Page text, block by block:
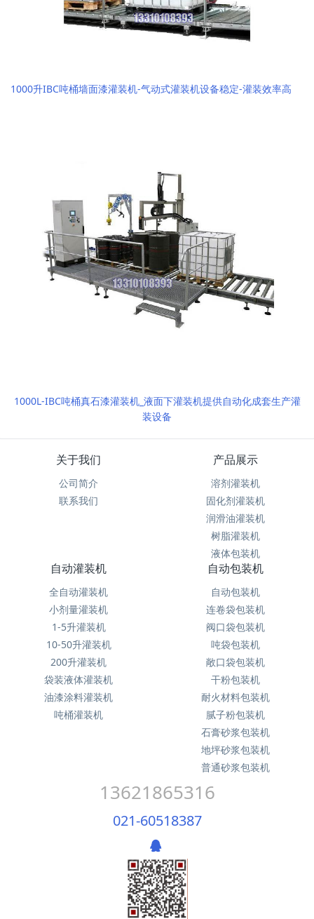
1000升IBC吨桶墙面漆灌装机-气动式灌装机设备稳定-灌装效率高
1000L-IBC吨桶真石漆灌装机_液面下灌装机提供自动化成套生产灌
装设备
关于我们
公司简介
联系我们
产品展示
溶剂灌装机
固化剂灌装机
润滑油灌装机
树脂灌装机
液体包装机
自动灌装机
全自动灌装机
小剂量灌装机
1-5升灌装机
10-50升灌装机
200升灌装机
袋装液体灌装机
油漆涂料灌装机
吨桶灌装机
自动包装机
自动包装机
连卷袋包装机
阀口袋包装机
吨袋包装机
敞口袋包装机
干粉包装机
耐火材料包装机
腻子粉包装机
石膏砂浆包装机
地坪砂浆包装机
普通砂浆包装机
13621865316
021-60518387